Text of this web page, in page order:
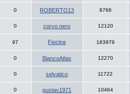
0 ROBERTO13 8766
0 corvo nero 12120
97 Fiocina 183979
0 BiancoAtlas 12270
0 selvatico 11722
0 gustav1971 10464